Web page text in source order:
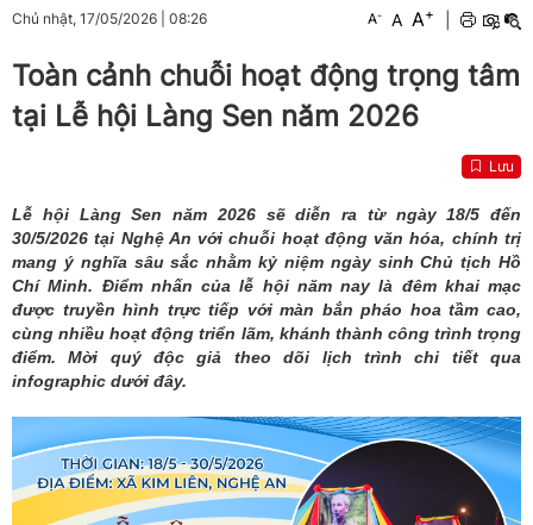
Chủ nhật, 17/05/2026 08:26 A- A A+
Toàn cảnh chuỗi hoạt động trọng tâm
tại Lễ hội Làng Sen năm 2026
Lưu
Lễ hội Làng Sen năm 2026 sẽ diễn ra từ ngày 18/5 đến
30/5/2026 tại Nghệ An với chuỗi hoạt động văn hóa, chính trị
mang ý nghĩa sâu sắc nhằm kỷ niệm ngày sinh Chủ tịch Hồ
Chí Minh. Điểm nhấn của lễ hội năm nay là đêm khai mạc
được truyền hình trực tiếp với màn bắn pháo hoa tầm cao,
cùng nhiều hoạt động triển lãm, khánh thành công trình trọng
điểm. Mời quý độc giả theo dõi lịch trình chi tiết qua
infographic dưới đây.